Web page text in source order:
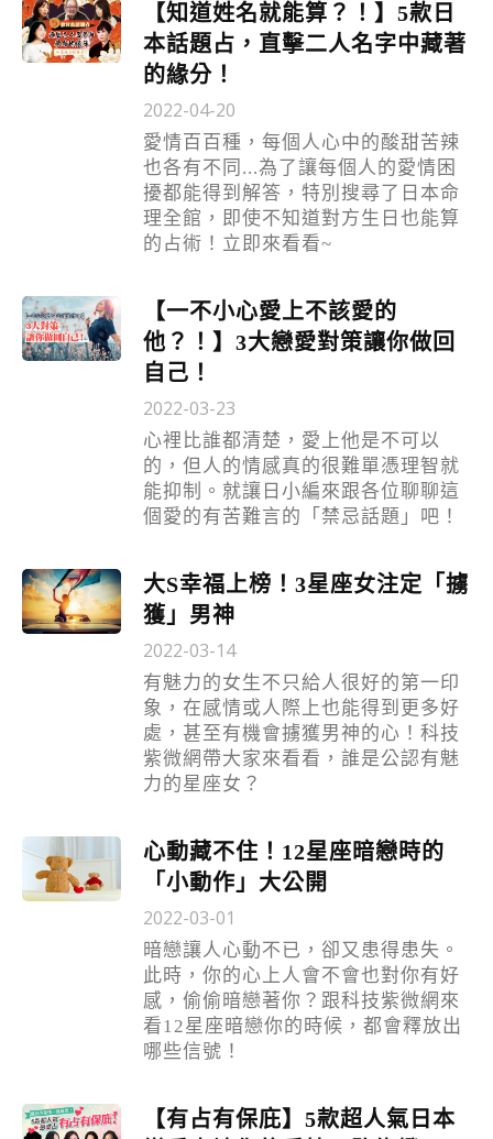
【知道姓名就能算？！】5款日
本話題占，直擊二人名字中藏著
的緣分！
2022-04-20
愛情百百種，每個人心中的酸甜苦辣
也各有不同...為了讓每個人的愛情困
擾都能得到解答，特別搜尋了日本命
理全館，即使不知道對方生日也能算
的占術！立即來看看~
【一不小心愛上不該愛的
他？！】3大戀愛對策讓你做回
自己！
2022-03-23
心裡比誰都清楚，愛上他是不可以
的，但人的情感真的很難單憑理智就
能抑制。就讓日小編來跟各位聊聊這
個愛的有苦難言的「禁忌話題」吧！
大S幸福上榜！3星座女注定「擄
獲」男神
2022-03-14
有魅力的女生不只給人很好的第一印
象，在感情或人際上也能得到更多好
處，甚至有機會擄獲男神的心！科技
紫微網帶大家來看看，誰是公認有魅
力的星座女？
心動藏不住！12星座暗戀時的
「小動作」大公開
2022-03-01
暗戀讓人心動不已，卻又患得患失。
此時，你的心上人會不會也對你有好
感，偷偷暗戀著你？跟科技紫微網來
看12星座暗戀你的時候，都會釋放出
哪些信號！
【有占有保庇】5款超人氣日本